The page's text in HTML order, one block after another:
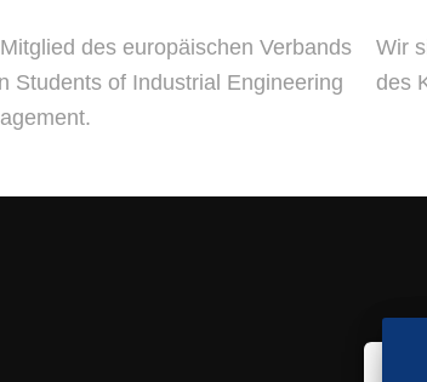
des europäischen Verbands
Students of Industrial Engineering
Wir
des